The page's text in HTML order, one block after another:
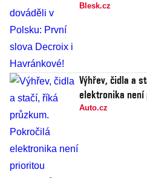
Blesk.cz
Výhřev, čidla a
elektronika není
Auto.cz